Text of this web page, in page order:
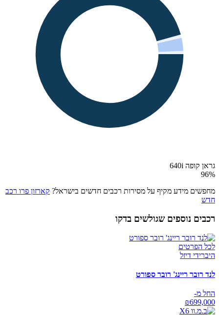
גראן קופה 640i
96%
מחפשים מידע מקיף על מסירות רכבים חדשים בישראל? קארזון פרו רכב
חדש
רכבים נוספים שגולשים בדקו
לכל הפרטים
היברידי דיזל
לנד רובר ריינג' רובר ספורט
החל מ-
₪699,000